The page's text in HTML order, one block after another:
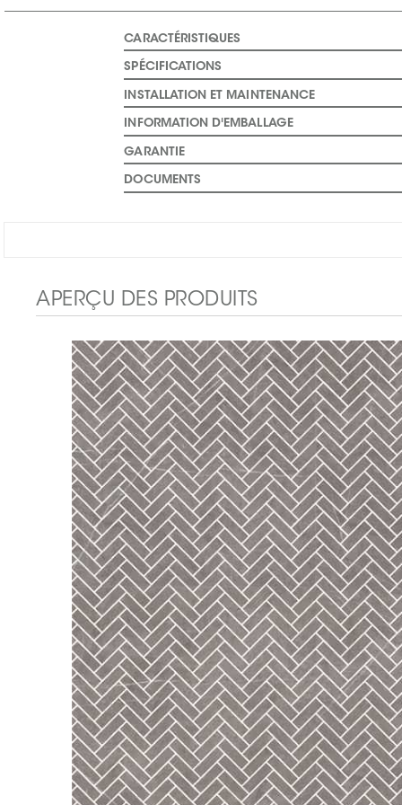
CARACTÉRISTIQUES
SPÉCIFICATIONS
INSTALLATION ET MAINTENANCE
INFORMATION D'EMBALLAGE
GARANTIE
DOCUMENTS
APERÇU DES PRODUITS